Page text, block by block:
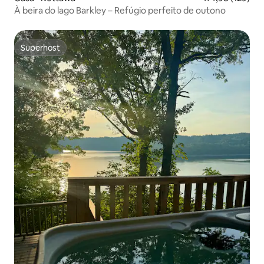
À beira do lago Barkley – Refúgio perfeito de outono
Superhost
Superhost